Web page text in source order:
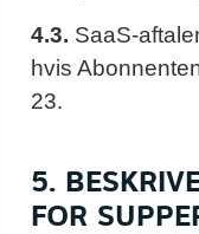
4.3. SaaS-
hvis
23.
5.
FOR